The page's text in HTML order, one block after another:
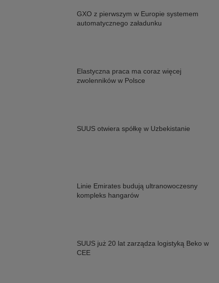
GXO z pierwszym w Europie systemem
automatycznego załadunku
Elastyczna praca ma coraz więcej
zwolenników w Polsce
SUUS otwiera spółkę w Uzbekistanie
Linie Emirates budują ultranowoczesny
kompleks hangarów
SUUS już 20 lat zarządza logistyką Beko w
CEE